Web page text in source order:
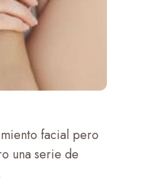
facial pero
una serie de